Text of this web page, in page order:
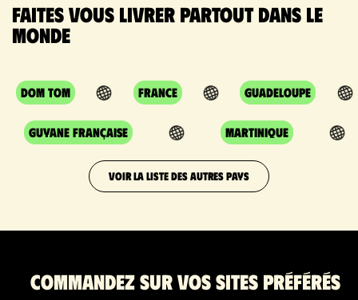
Faites vous livrer partout dans le
monde
DOM TOM France Guadeloupe
Guyane Française Martinique
VOIR LA LISTE DES AUTRES PAYS
Commandez sur vos sites préférés